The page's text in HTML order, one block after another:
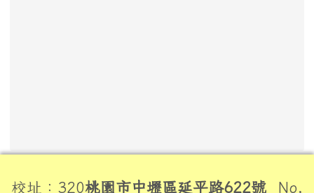
校址：320桃園市中壢區延平路622號 No.